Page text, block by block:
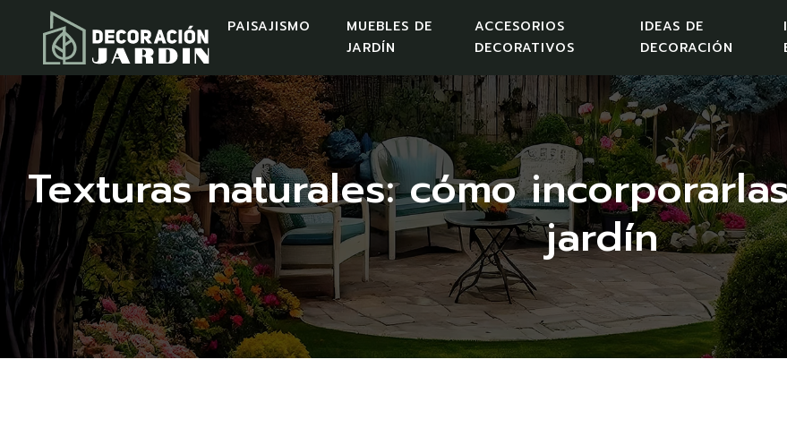
PAISAJISMO
MUEBLES DE
JARDÍN
ACCESORIOS
DECORATIVOS
IDEAS DE
DECORACIÓN
Texturas naturales: cómo
jardín